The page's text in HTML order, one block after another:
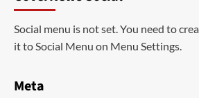
Social menu is not set. You need to
it to Social Menu on Menu Settings.
Meta